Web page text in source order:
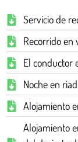
Servicio de
Recorrido en
El conductor
Noche en
Alojamiento
Alojamiento